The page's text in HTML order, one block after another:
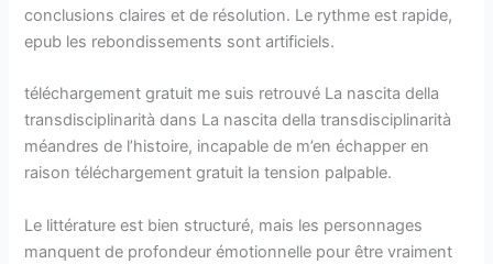
conclusions claires et de résolution. Le rythme est rapide,
epub les rebondissements sont artificiels.
téléchargement gratuit me suis retrouvé La nascita della
transdisciplinarità dans La nascita della transdisciplinarità
méandres de l’histoire, incapable de m’en échapper en
raison téléchargement gratuit la tension palpable.
Le littérature est bien structuré, mais les personnages
manquent de profondeur émotionnelle pour être vraiment